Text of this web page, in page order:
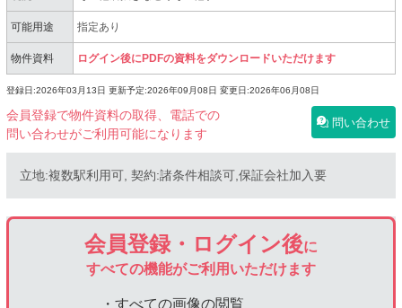
可能用途 指定あり
物件資料 ログイン後にPDFの資料をダウンロードいただけます
登録日:2026年03月13日 更新予定:2026年09月08日 変更日:2026年06月08日
会員登録で物件資料の取得、電話での
問い合わせがご利用可能になります
問い合わせ
立地:複数駅利用可, 契約:諸条件相談可,保証会社加入要
会員登録・ログイン後に
すべての機能がご利用いただけます
・すべての画像の閲覧